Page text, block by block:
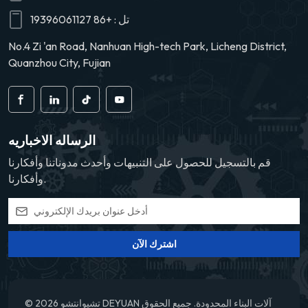
بانتظاميُنصح عادةً باستبدال مادة التجفيف في مجفف الهواء كل عامين أو
حسب المسافة المقطوعة. فالمادة غير الفعالة لا تستطيع امتصاص الرطوبة
التآكل الداخلي.3. العناية الخاصة في فصل الشتاءفي المناطق الباردة، قد
يتجمد الماء بسهولة داخل جسم الصمام، مما يؤدي إلى تعطله أو تشققه. لذا،
يُنصح بزيادة وتيرة تصريف المياه في فصل الشتاء، مع مراعاة استخدام
إضافات مانعة للتجمد لمجففات الهواء. المشاكل الشائعة والحلوليستمر
صمام التوزيع في التنفيس: قد يكون هذا بسبب تآكل ختم قلب الصمام أو
فشل الزنبرك الداخلي، ويجب استبداله على الفور.ارتفاع بطيء في ضغط
هواء الفرامل: تحقق مما إذا كان صمام التوزيع مسدودًا أو ما إذا كانت وظيفة
تجديد المجفف طبيعية.ضوضاء غير طبيعية: إذا صدر صوت حاد أثناء تشغيل
صمام التوزيع، فقد يكون ذلك بسبب تآكل الأجزاء الداخلية. يُنصح بتفكيكه
وفحصه. نصائح الصيانة الاحترافيةحتى لو كان صمام التوزيع يعمل بشكل
سليم، يُنصح بفحصه دوريًا من قِبل فني متخصص كل 100,000 كيلومتر أو
كل سنتين. عند الإصلاح، استخدم دائمًا قطع غيار أصلية أو عالية الجودة. قد
تكون الصمامات الرديئة أرخص ثمنًا، لكنها قد تتسبب في أعطال متكررة
نظرًا لضعف متانتها وعدم إحكام إغلاقها. تُعدّ الشاحنات مصدر رزق للكثيرين،
الكفاءة والسلامة. موزع مجففات الهواء يُعدّ الصمام، رغم صغر حجمه،
تل : +86 19396061127
No.4 Zi 'an Road, Nanhuan High-tech Park, Licheng District,
Quanzhou City, Fujian
الرساله الاخباريه
قم بالتسجيل للحصول على التنبيهات وأحدث مدوناتنا وأفكارنا
وأفكارنا.
اشترك الآن
© 2026 تشيوانتشو DEYUAN آلات البناء المحدودة. جميع الحقوق